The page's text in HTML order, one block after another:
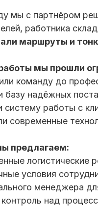
мы с партнёром
работника
маршруты и
мы прошли
команду до
надёжных
работы с
современные
предлагаем:
логистические
условия
менеджера
над